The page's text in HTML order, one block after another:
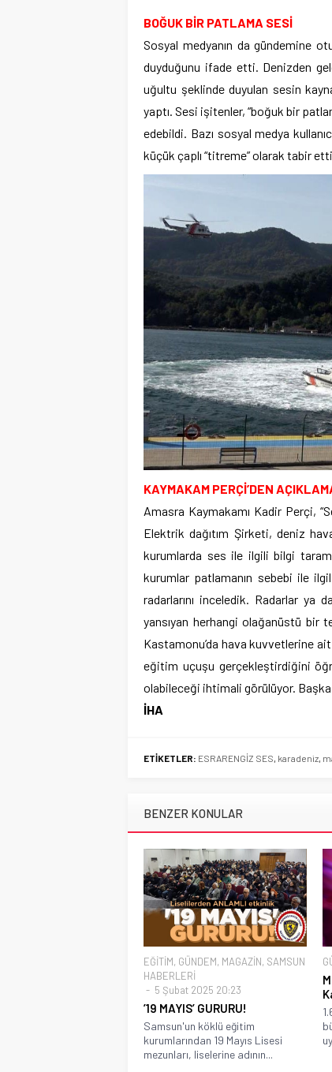
BOĞUK BİR PATLAMA SESİ
Sosyal medyanın da gündemine
duyduğunu ifade etti. Denizden
uğultu şeklinde duyulan sesin
yaptı. Sesi işitenler, “boğuk bir
edebildi. Bazı sosyal medya
küçük çaplı “titreme” olarak tabir
KAYMAKAM PERÇİ’DEN
Amasra Kaymakamı Kadir Perçi,
Elektrik dağıtım Şirketi, deniz
kurumlarda ses ile ilgili bilgi
kurumlar patlamanın sebebi ile
radarlarını inceledik. Radarlar
yansıyan herhangi olağanüstü bir
Kastamonu’da hava kuvvetlerine
eğitim uçuşu gerçekleştirdiğini
olabileceği ihtimali görülüyor.
İHA
ETİKETLER: ESRARENGİZ SES, karadeniz,
BENZER KONULAR
EĞİTİM, GÜNDEM, MAGAZİN, SAMSUN
HABERLERİ
5 Şubat 2025 20:23
’19 MAYIS’ GURURU!
Samsun'un köklü eğitim
kurumlarından 19 Mayıs Lisesi
mezunları, liselerine adının...